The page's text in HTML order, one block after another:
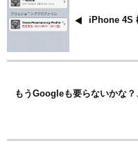
iPhone 4S
もうGoogleも要らないかな